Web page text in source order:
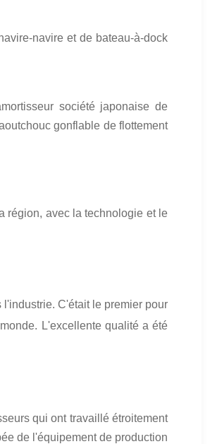
navire et de bateau-à-dock
société japonaise de
gonflable de flottement
région, avec la technologie et le
C'était le premier pour
L'excellente qualité a été
qui ont travaillé étroitement
de l'équipement de production